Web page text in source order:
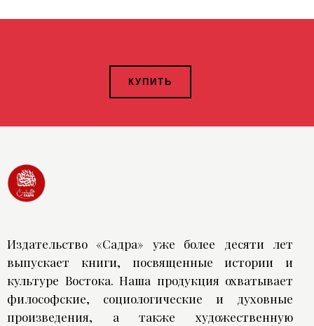
КУПИТЬ
Издательство «Садра» уже более десяти лет
выпускает книги, посвященные истории и
культуре Востока. Наша продукция охватывает
философские, социологические и духовные
произведения, а также художественную